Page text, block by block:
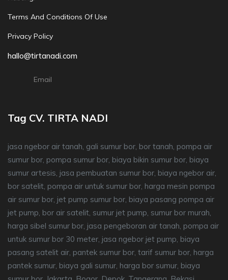
Terms And Conditions Of Use
Privacy Policy
hallo@tirtanadi.com
Email
Tag CV. TIRTA NADI
jasa ngebor air tanah, gali sumur bor, bor tanah, pompa air
sumur bor, pompa sumur bor, biaya bikin sumur bor, biaya
sumur artesis, jasa pembuatan sumur bor, biaya ngebor air,
bor satelit, pompa air untuk sumur bor, harga mesin pompa
air sumur bor, jet pump sumur bor, biaya pasang pompa air
jet pump, bor air satelit, sumur jet pump, sumur bor murah,
harga sibel sumur bor, jasa pengeboran air tanah, pompa air
untuk sumur bor 30 meter, jasa ngebor jet pump, biaya
pasang satelit air, pantek sumur bor, tarif sumur bor, harga
pantek sumur, biaya gali sumur, harga bor sumur, biaya